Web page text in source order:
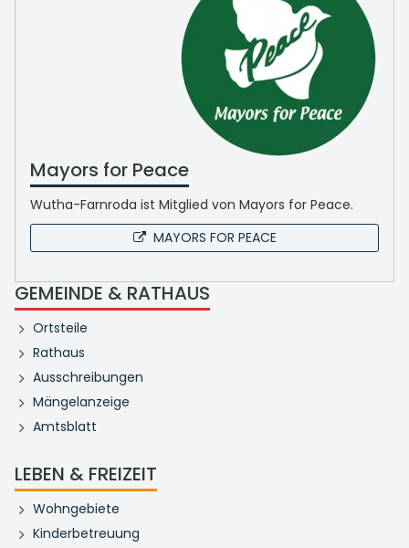
Mayors for Peace
Wutha-Farnroda ist Mitglied von Mayors for Peace.
MAYORS FOR PEACE
GEMEINDE & RATHAUS
Ortsteile
Rathaus
Ausschreibungen
Mängelanzeige
Amtsblatt
LEBEN & FREIZEIT
Wohngebiete
Kinderbetreuung